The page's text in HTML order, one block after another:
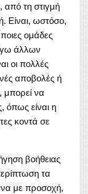
τη στιγμή
Είναι, ωστόσο,
ομάδες
άλλων
οι πολλές
αποβολές ή
μπορεί να
όπως είναι η
κοντά σε
βοήθειας
τα
με προσοχή,